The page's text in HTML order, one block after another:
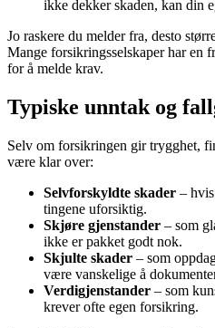
ikke dekker skaden, kan din
Jo raskere du melder fra, desto
Mange forsikringsselskaper har en
for å melde krav.
Typiske unntak og
Selv om forsikringen gir trygghet,
være klar over:
Selvforskyldte skader –
tingene uforsiktig.
Skjøre gjenstander – som
ikke er pakket godt nok.
Skjulte skader – som
være vanskelige å
Verdigjenstander – som
krever ofte egen forsikring.